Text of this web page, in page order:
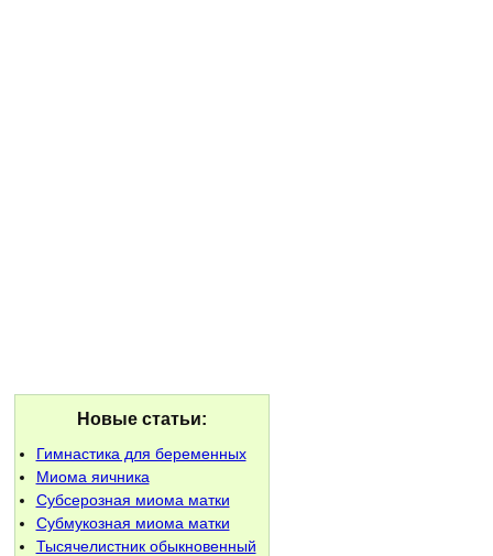
Новые статьи:
Гимнастика для беременных
Миома яичника
Субсерозная миома матки
Субмукозная миома матки
Тысячелистник обыкновенный